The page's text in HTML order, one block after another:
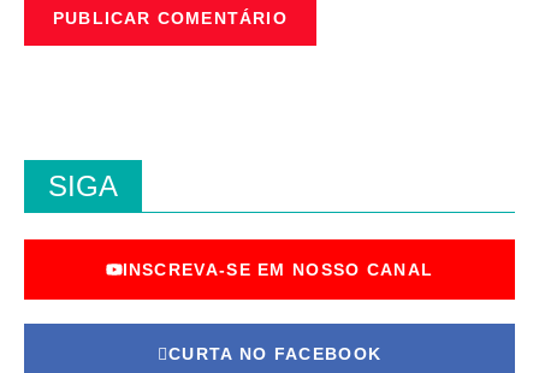
SIGA
INSCREVA-SE EM NOSSO CANAL
CURTA NO FACEBOOK